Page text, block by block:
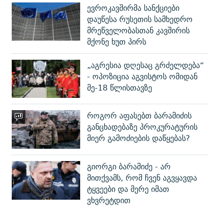
ევროკავშირმა სანქციები
დაუწესა რუსეთის სამხედრო
მრეწველობასთან კავშირის
მქონე ხუთ პირს
„აგრესია დღესაც გრძელდება“
- ოპოზიცია აგვისტოს ომიდან
მე-18 წლისთავზე
როგორ აფასებთ ბარამიძის
განცხადებაზე პროკურატურის
მიერ გამოძიების დაწყებას?
გიორგი ბარამიძე - არ
მითქვამს, რომ ჩვენ აგვყავდა
ტყვეები და მერე იმათ
ვხვრეტდით